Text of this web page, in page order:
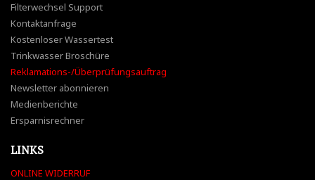
Filterwechsel Support
Kontaktanfrage
Kostenloser Wassertest
Trinkwasser Broschüre
Reklamations-/Überprüfungsauftrag
Newsletter abonnieren
Medienberichte
Ersparnisrechner
LINKS
ONLINE WIDERRUF